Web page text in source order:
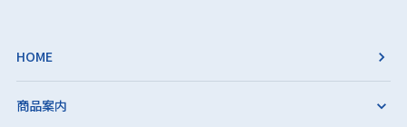
HOME
商品案内